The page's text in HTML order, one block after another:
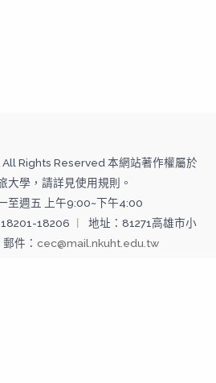
Rights Reserved 本網站著作權屬於
大學，請詳見使用規則。
至週五 上午9:00~下午4:00
18206 ︱ 地址：81271高雄市小
件： cec@mail.nkuht.edu.tw